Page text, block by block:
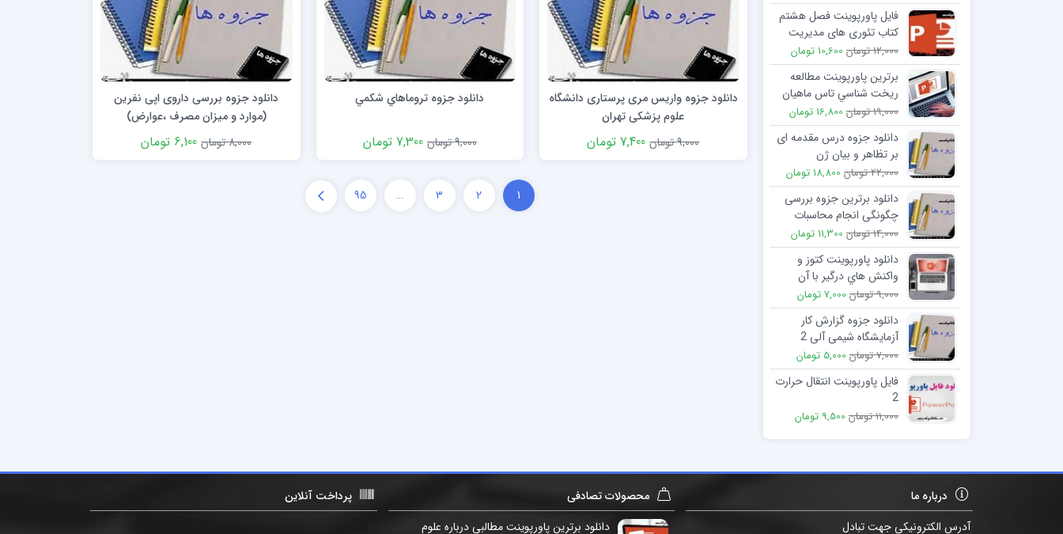
دانلود جزوه واریس مری پرستاری دانشگاه
علوم پزشکی تهران
9,000 تومان
7,400 تومان
دانلود جزوه تروماهاي شكمي
9,000 تومان 7,300 تومان
دانلود جزوه بررسی داروی اپی نفرین
(موارد و میزان مصرف ،عوارض)
8,000 تومان
6,100 تومان
1
2
3
…
95
فایل پاورپوینت فصل هشتم
کتاب تئوری های مدیریت
پیشرفته
12,000 تومان 10,600 تومان
برترین پاورپوینت مطالعه
ريخت شناسي تاس ماهيان
19,000 تومان 16,800 تومان
دانلود جزوه درس مقدمه ای
بر تظاهر و بیان ژن
22,000 تومان 18,800 تومان
دانلود برترین جزوه بررسی
چگونگی انجام محاسبات
دارویی در بخش مراقبت
های ویژه
14,000 تومان 11,300 تومان
دانلود پاورپوینت كتوز و
واكنش هاي درگير با آن
9,000 تومان 7,000 تومان
دانلود جزوه گزارش کار
آزمایشگاه شیمی آلی 2
(ایزومري شدن)
7,000 تومان 5,000 تومان
فایل پاورپوینت انتقال حرارت
2
11,000 تومان 9,500 تومان
درباره ما
آدرس الکترونیکی جهت تبادل
محصولات تصادفی
دانلود برترین پاورپوینت مطالبی درباره علوم
پرداخت آنلاین